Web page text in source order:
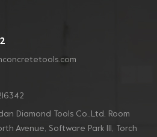
Diamond Tools Co.,Ltd. Room
Avenue, Software Park Ill, Torch